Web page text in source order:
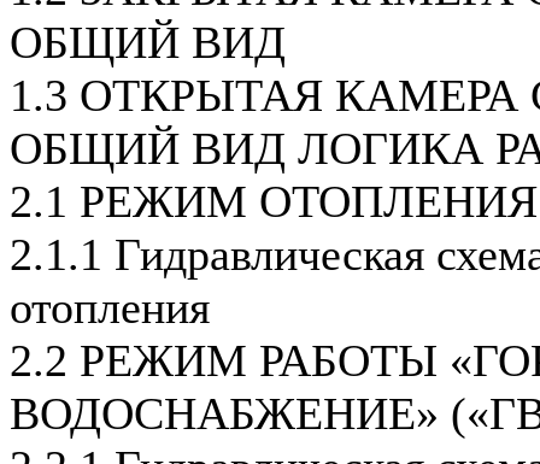
ОБЩИЙ ВИД
1.3 ОТКРЫТАЯ КАМЕРА
ОБЩИЙ ВИД ЛОГИКА
2.1 РЕЖИМ ОТОПЛЕНИЯ
2.1.1 Гидравлическая
отопления
2.2 РЕЖИМ РАБОТЫ
ВОДОСНАБЖЕНИЕ»